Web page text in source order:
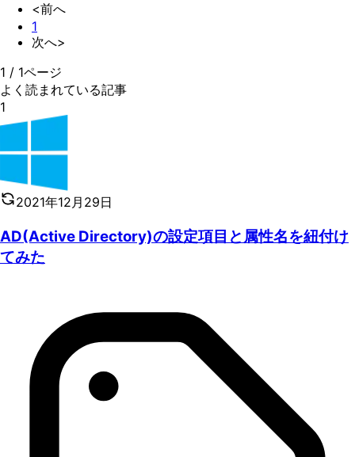
<前へ
1
次へ>
1 / 1ページ
よく読まれている記事
1
2021年12月29日
AD(Active Directory)の設定項目と属性名を紐付け
てみた